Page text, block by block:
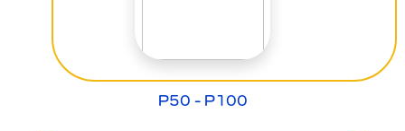
P50 - P100